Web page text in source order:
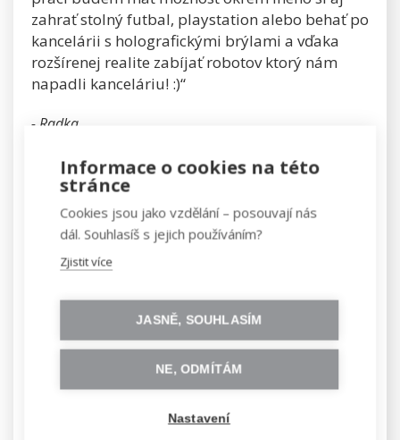
zahrať stolný futbal, playstation alebo behať po
kancelárii s holografickými brýlami a vďaka
rozšírenej realite zabíjať robotov ktorý nám
napadli kanceláriu! :)“
- Radka
OCENILI JSME ODVAHU
ČELIT NOVÝM VÝZVÁM
„Do našeho týmu, který funguje v rámci
Business Innovation Centre Konica Minolta EU,
jsme hledali juniora se zaměřením na
projektový management, který by se věnoval
oblasti 3D tisku. Radka, stejně jako několik
dalších kandidátek, zareagovala na inzerát
zveřejněný na Facebookové stránce Czechitas.
praxi dokazující dobré organizační schopnosti.
Informace o cookies na této
stránce
Cookies jsou jako vzdělání – posouvají nás
dál. Souhlasíš s jejich používáním?
Zjistit více
JASNĚ, SOUHLASÍM
NE, ODMÍTÁM
Nastavení